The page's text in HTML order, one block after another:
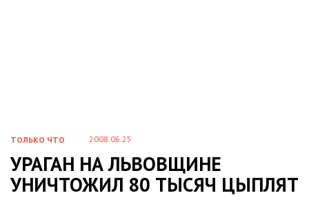
ТОЛЬКО ЧТО 2008.06.25
УРАГАН НА ЛЬВОВЩИНЕ
УНИЧТОЖИЛ 80 ТЫСЯЧ ЦЫПЛЯТ